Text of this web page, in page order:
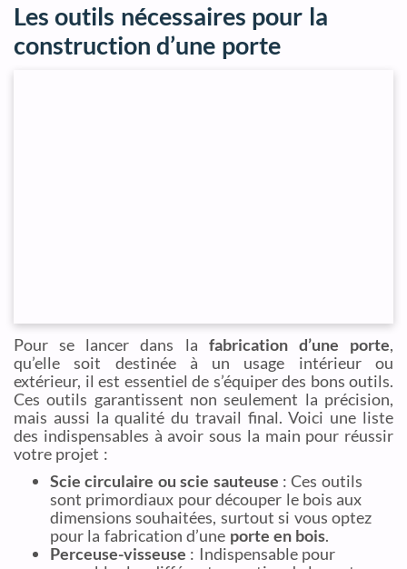
Les outils nécessaires pour la
construction d’une porte
Pour se lancer dans la fabrication d’une porte,
qu’elle soit destinée à un usage intérieur ou
extérieur, il est essentiel de s’équiper des bons outils.
Ces outils garantissent non seulement la précision,
mais aussi la qualité du travail final. Voici une liste
des indispensables à avoir sous la main pour réussir
votre projet :
Scie circulaire ou scie sauteuse : Ces outils
sont primordiaux pour découper le bois aux
dimensions souhaitées, surtout si vous optez
pour la fabrication d’une porte en bois.
Perceuse-visseuse : Indispensable pour